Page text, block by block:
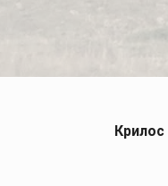
Крилос